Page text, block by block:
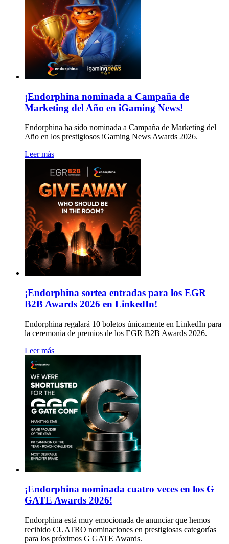
¡Endorphina nominada a Campaña de
Marketing del Año en iGaming News!
Endorphina ha sido nominada a Campaña de Marketing del
Año en los prestigiosos iGaming News Awards 2026.
Leer más
¡Endorphina sortea entradas para los EGR
B2B Awards 2026 en LinkedIn!
Endorphina regalará 10 boletos únicamente en LinkedIn para
la ceremonia de premios de los EGR B2B Awards 2026.
Leer más
¡Endorphina nominada cuatro veces en los G
GATE Awards 2026!
Endorphina está muy emocionada de anunciar que hemos
recibido CUATRO nominaciones en prestigiosas categorías
para los próximos G GATE Awards.